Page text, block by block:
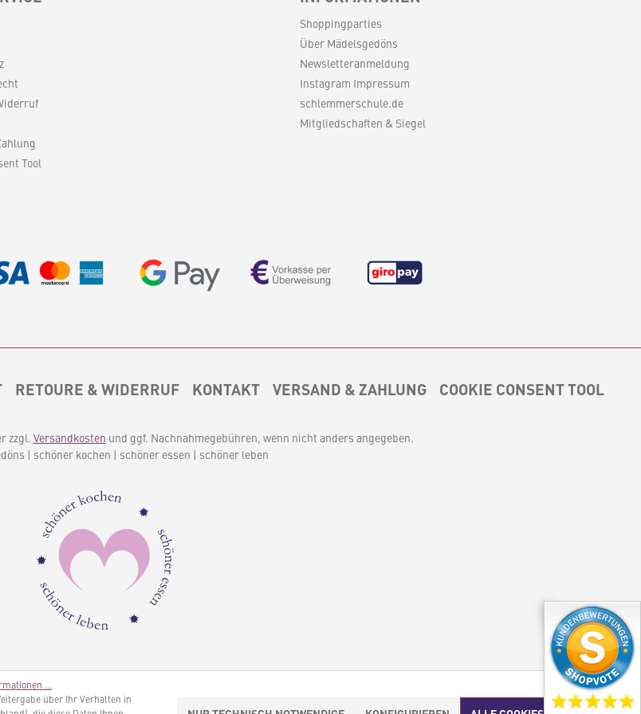
Tool
Shoppingparties
Über Mädelsgedöns
Newsletteranmeldung
Instagram Impressum
schlemmerschule.de
Mitgliedschaften & Siegel
RETOURE & WIDERRUF KONTAKT VERSAND & ZAHLUNG COOKIE CONSENT TOOL
zzgl. Versandkosten und ggf. Nachnahmegebühren, wenn nicht anders angegeben.
| schöner kochen | schöner essen | schöner leben
...
über Ihr Verhalten in